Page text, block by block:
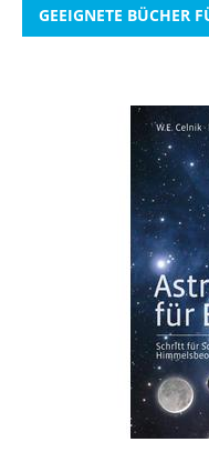
GEEIGNETE BÜCHER